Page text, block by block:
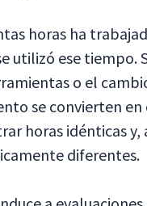
horas ha
utilizó ese tiempo.
o el
se convierten en
horas idénticas
diferentes.